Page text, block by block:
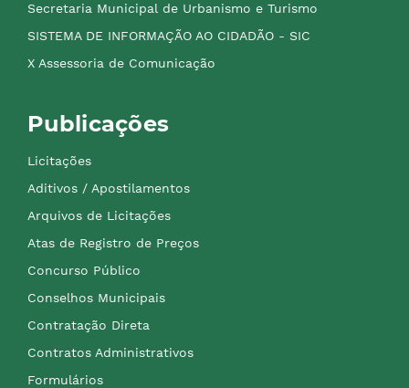
Secretaria Municipal de Urbanismo e Turismo
SISTEMA DE INFORMAÇÃO AO CIDADÃO - SIC
X Assessoria de Comunicação
Publicações
Licitações
Aditivos / Apostilamentos
Arquivos de Licitações
Atas de Registro de Preços
Concurso Público
Conselhos Municipais
Contratação Direta
Contratos Administrativos
Formulários